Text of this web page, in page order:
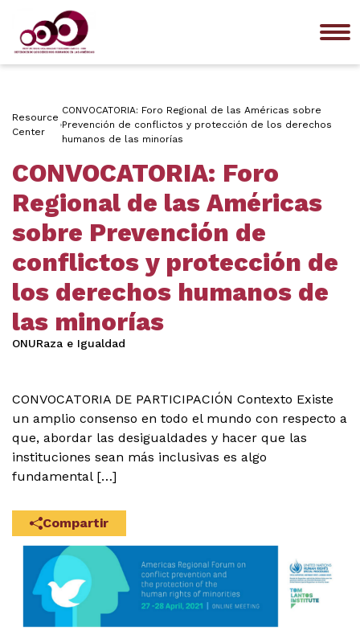
Resource
Center
CONVOCATORIA: Foro Regional de las Américas sobre
Prevención de conflictos y protección de los derechos
humanos de las minorías
CONVOCATORIA: Foro
Regional de las Américas
sobre Prevención de
conflictos y protección de
los derechos humanos de
las minorías
ONURaza e Igualdad
CONVOCATORIA DE PARTICIPACIÓN Contexto Existe
un amplio consenso en todo el mundo con respecto a
que, abordar las desigualdades y hacer que las
instituciones sean más inclusivas es algo
fundamental […]
Compartir